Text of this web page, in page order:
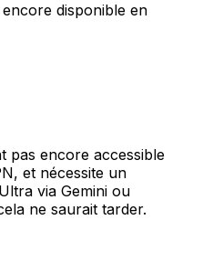
encore disponible en
pas encore accessible
et nécessite un
via Gemini ou
ne saurait tarder.